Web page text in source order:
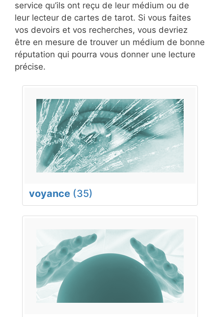
service qu’ils ont reçu de leur médium ou de
leur lecteur de cartes de tarot. Si vous faites
vos devoirs et vos recherches, vous devriez
être en mesure de trouver un médium de bonne
réputation qui pourra vous donner une lecture
précise.
voyance (35)